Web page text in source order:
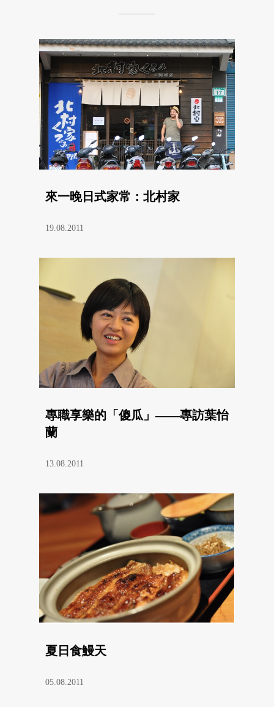
來一晚日式家常：北村家
19.08.2011
專職享樂的「傻瓜」——專訪葉怡
蘭
13.08.2011
夏日食鰻天
05.08.2011